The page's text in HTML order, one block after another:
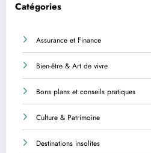
Catégories
Assurance et Finance
Bien-être & Art de vivre
Bons plans et conseils pratiques
Culture & Patrimoine
Destinations insolites